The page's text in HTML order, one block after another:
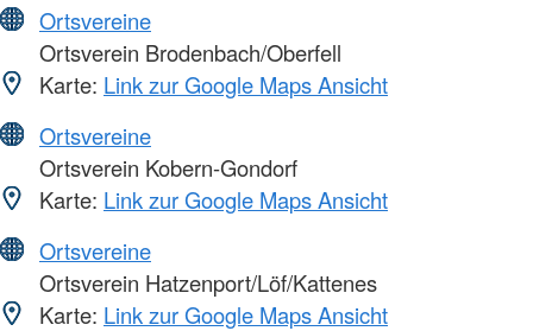
Ortsvereine
Ortsverein Brodenbach/Oberfell
Karte: Link zur Google Maps Ansicht
Ortsvereine
Ortsverein Kobern-Gondorf
Karte: Link zur Google Maps Ansicht
Ortsvereine
Ortsverein Hatzenport/Löf/Kattenes
Karte: Link zur Google Maps Ansicht